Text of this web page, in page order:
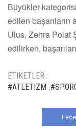
Büyükler
edilen
Ulus, Zehra Polat
edilirken,
ETIKETLER :
#ATLETIZM